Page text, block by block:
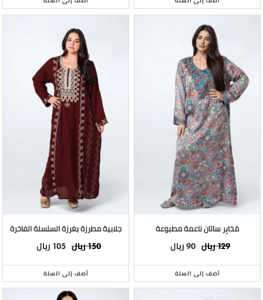
مَخابِر ساتان ناعمة مطبوعة
ريال129 ريال 90
أضف إلى السلة
جلابية مطرزة بغرزة السلسلة الفاخرة
ريال150 ريال 105
أضف إلى السلة